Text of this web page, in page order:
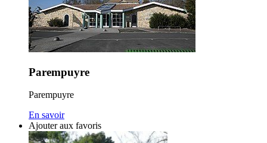
Parempuyre
Parempuyre
En savoir
Ajouter aux favoris